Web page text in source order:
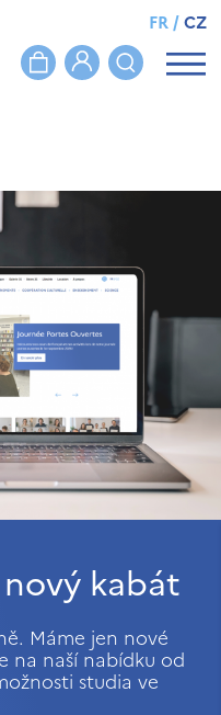
FR/CZ
kabát
Máme jen nové
na naší nabídku od
studia ve